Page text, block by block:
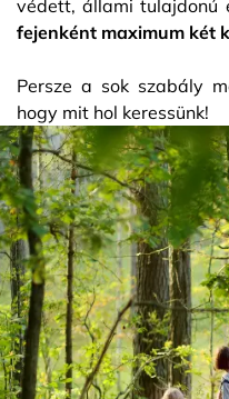
védett, állami tulajdonú
fejenként maximum két
Persze a sok szabály
hogy mit hol keressünk!